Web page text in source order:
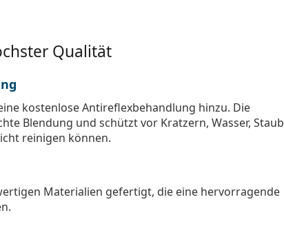
Qualität
kostenlose Antireflexbehandlung hinzu. Die
Blendung und schützt vor Kratzern, Wasser, Staub
reinigen können.
Materialien gefertigt, die eine hervorragende